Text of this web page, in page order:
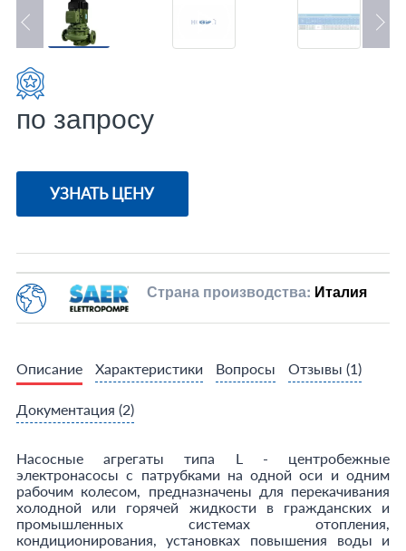
по запросу
УЗНАТЬ ЦЕНУ
Страна производства: Италия
Описание Характеристики Вопросы Отзывы (1)
Документация (2)
Насосные агрегаты типа L - центробежные
электронасосы с патрубками на одной оси и одним
рабочим колесом, предназначены для перекачивания
холодной или горячей жидкости в гражданских и
промышленных системах отопления,
кондиционирования, установках повышения воды и